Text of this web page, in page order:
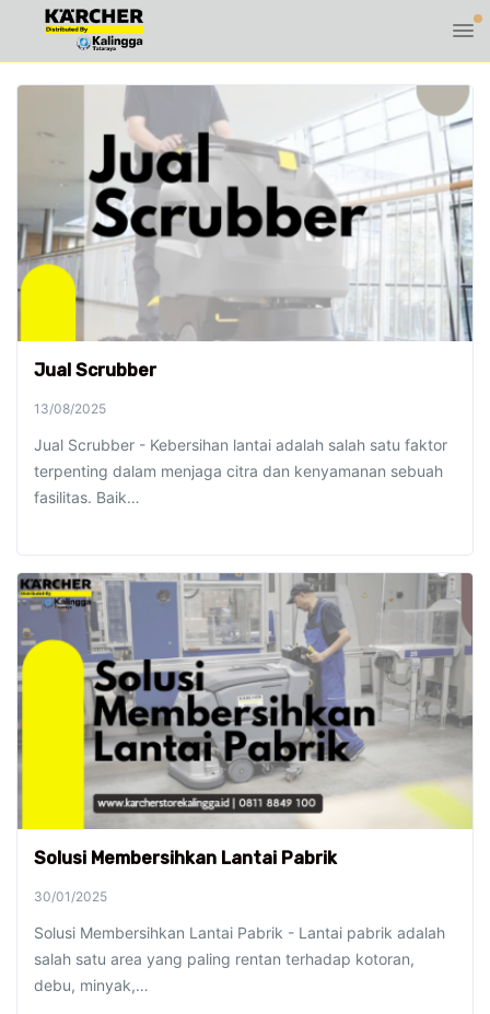
Jual Scrubber
13/08/2025
Jual Scrubber - Kebersihan lantai adalah salah satu faktor
terpenting dalam menjaga citra dan kenyamanan sebuah
fasilitas. Baik…
Solusi Membersihkan Lantai Pabrik
30/01/2025
Solusi Membersihkan Lantai Pabrik - Lantai pabrik adalah
salah satu area yang paling rentan terhadap kotoran,
debu, minyak,…